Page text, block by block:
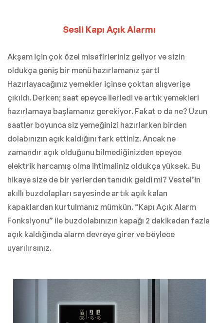
Sesli Kapı Açık Alarmı
Akşam için çok özel misafirleriniz geliyor ve sizin
oldukça geniş bir menü hazırlamanız şart!
Hazırlayacağınız yemekler içinse çoktan alışverişe
çıkıldı. Derken; saat epeyce ilerledi ve artık yemekleri
hazırlamaya başlamanız gerekiyor. Fakat o da ne? Uzun
saatler boyunca siz yemeğinizi hazırlarken birden
dolabınızın açık kaldığını fark ettiniz. Ancak ne
zamandır açık olduğunu bilmediğinizden epeyce
elektrik harcamış olma ihtimaliniz oldukça yüksek. Bu
hikaye size de bir yerlerden tanıdık geldi mi? Vestel’in
akıllı buzdolapları sayesinde artık açık kalan
kapaklardan kurtulmanız mümkün. “Kapı Açık Alarm
Fonksiyonu” ile buzdolabınızın kapağı 2 dakikadan fazla
açık kaldığında alarm devreye girer ve böylece
uyarılırsınız.